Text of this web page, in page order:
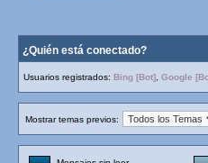
¿Quién está conectado?
Usuarios registrados: Bing [Bot] Google
Mostrar temas previos: